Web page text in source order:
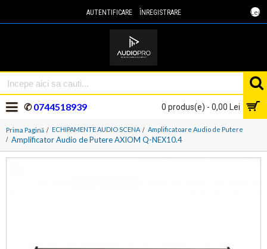
Lei
AUTENTIFICARE ÎNREGISTRARE
0 produs(e) - 0,00 Lei
✆0744518939
Prima Pagină ECHIPAMENTE AUDIO SCENA Amplificatoare Audio de Putere
Amplificator Audio de Putere AXIOM Q-NEX10.4